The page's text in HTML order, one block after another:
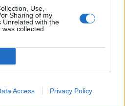
Use,
Sharing of my
Unrelated with the
collected.
Access Privacy Policy
αναχώματα οφείλουμε να
παρασύρει η λαίλαπα του